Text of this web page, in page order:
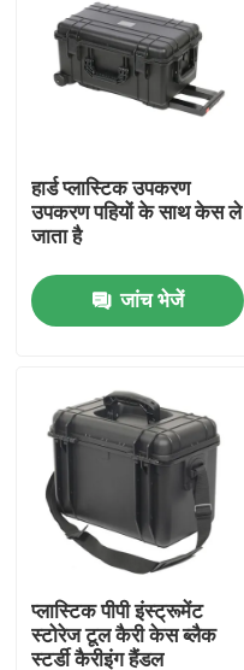
हमारे बारे में
उत्पाद
वीडियो
उथला रैक केस
फ्लाइट रैक केस
रैक माउंट केस
19 इंच रैक केस
हार्ड प्लास्टिक उपकरण
उपकरण पहियों के साथ केस ले
जाता है
जांच भेजें
प्लास्टिक पीपी इंस्ट्रूमेंट
स्टोरेज टूल कैरी केस ब्लैक
स्टर्डी कैरीइंग हैंडल